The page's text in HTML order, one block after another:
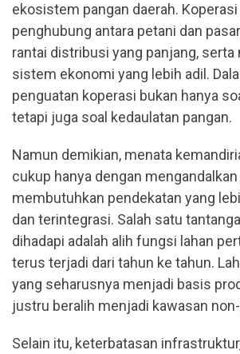
ekosistem pangan daerah.
penghubung antara petani dan
rantai distribusi yang panjang, serta
sistem ekonomi yang lebih adil.
penguatan koperasi bukan hanya
tetapi juga soal kedaulatan pangan.
Namun demikian, menata
cukup hanya dengan
membutuhkan pendekatan yang
dan terintegrasi. Salah satu
dihadapi adalah alih fungsi lahan
terus terjadi dari tahun ke tahun.
yang seharusnya menjadi basis
justru beralih menjadi kawasan
Selain itu, keterbatasan